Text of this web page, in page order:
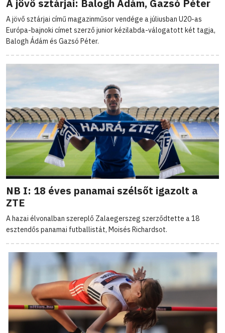
A jövő sztárjai: Balogh Ádám, Gazsó Péter
A jövő sztárjai című magazinműsor vendége a júliusban U20-as
Európa-bajnoki címet szerző junior kézilabda-válogatott két tagja,
Balogh Ádám és Gazsó Péter.
NB I: 18 éves panamai szélsőt igazolt a
ZTE
A hazai élvonalban szereplő Zalaegerszeg szerződtette a 18
esztendős panamai futballistát, Moisés Richardsot.